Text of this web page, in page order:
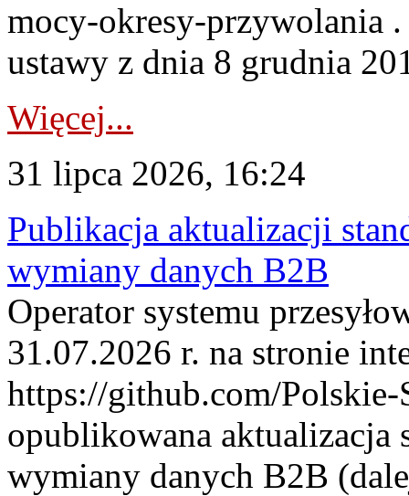
mocy-okresy-przywolania
ustawy z dnia 8 grudnia
Więcej...
31 lipca 2026, 16:24
Publikacja aktualizacji
wymiany danych B2B
Operator systemu
31.07.2026 r. na stronie
https://github.com/Polskie-
opublikowana aktualizacja
wymiany danych B2B